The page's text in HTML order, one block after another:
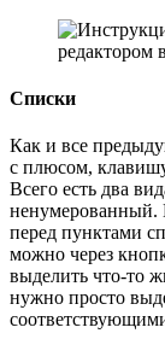
Списки
Как и все
с плюсом,
Всего есть два
ненумерованный.
перед пунктами
можно через
выделить что-то
нужно просто